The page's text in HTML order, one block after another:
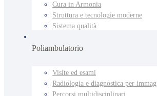
Cura in Armonia
Struttura e tecnologie moderne
Sistema qualità
Poliambulatorio
Visite ed esami
Radiologia e diagnostica per
Percorsi multidisciplinari